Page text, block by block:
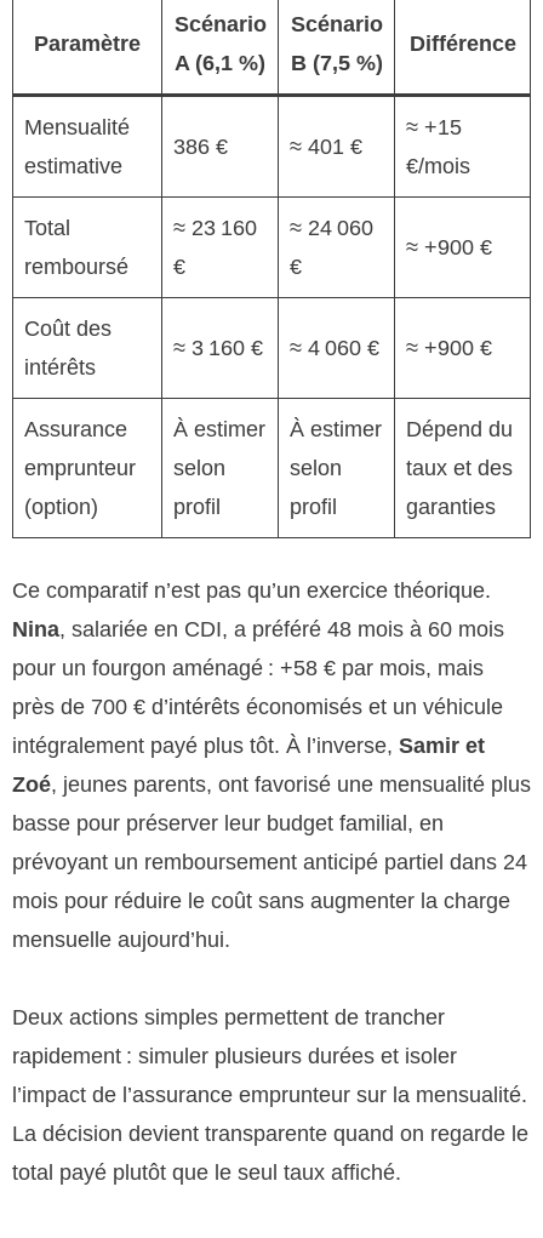
Paramètre
Scénario
A (6,1 %)
Scénario
B (7,5 %)
Différence
Mensualité
estimative
386 € ≈ 401 €
≈ +15
€/mois
Total
remboursé
≈ 23 160
€
≈ 24 060
€
≈ +900 €
Coût des
intérêts
≈ 3 160 € ≈ 4 060 € ≈ +900 €
Assurance
emprunteur
(option)
À estimer
selon
profil
À estimer
selon
profil
Dépend du
taux et des
garanties
Ce comparatif n’est pas qu’un exercice théorique.
Nina, salariée en CDI, a préféré 48 mois à 60 mois
pour un fourgon aménagé : +58 € par mois, mais
près de 700 € d’intérêts économisés et un véhicule
intégralement payé plus tôt. À l’inverse, Samir et
Zoé, jeunes parents, ont favorisé une mensualité plus
basse pour préserver leur budget familial, en
prévoyant un remboursement anticipé partiel dans 24
mois pour réduire le coût sans augmenter la charge
mensuelle aujourd’hui.
Deux actions simples permettent de trancher
rapidement : simuler plusieurs durées et isoler
l’impact de l’assurance emprunteur sur la mensualité.
La décision devient transparente quand on regarde le
total payé plutôt que le seul taux affiché.